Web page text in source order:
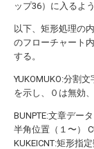
ップ36）に入るよ
以下、矩形処理の
のフローチャート
する。
YUKOMUKO:分割
を示し、０は無効
BUNPTE:文章デー
半角位置（１〜）
KUKEICNT:矩形指